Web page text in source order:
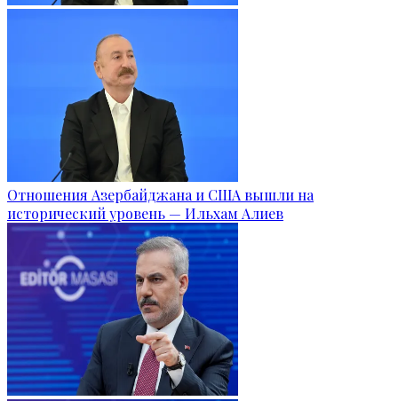
Отношения Азербайджана и США вышли на
исторический уровень — Ильхам Алиев